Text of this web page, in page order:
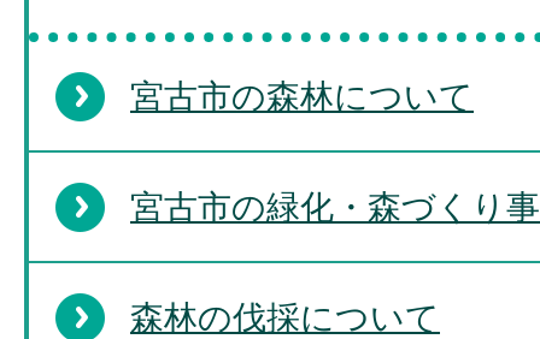
宮古市の森林について
宮古市の緑化・森づくり
森林の伐採について